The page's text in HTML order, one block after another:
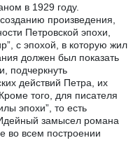
в 1929 году.
произведения,
Петровской эпохи,
с эпохой, в которую жил
должен был показать
подчеркнуть
действий Петра, их
того, для писателя
эпохи”, то есть
замысел романа
во всем построении